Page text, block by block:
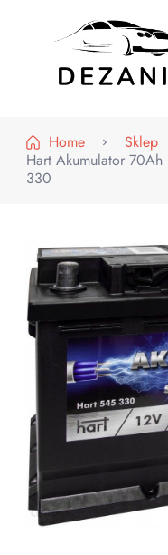
Home
Sklep
Hart Akumulator
330